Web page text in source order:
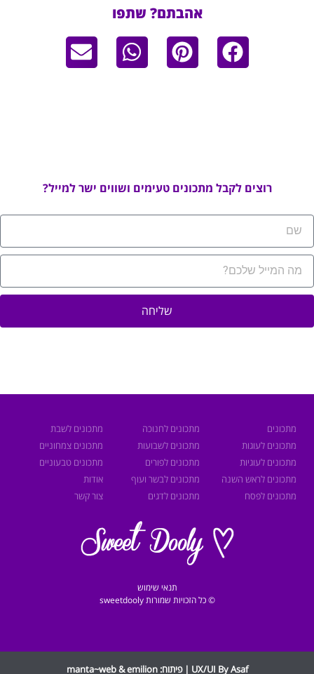
אהבתם? שתפו
רוצים לקבל מתכונים טעימים ושווים ישר למייל?
שליחה
מתכונים
מתכונים לעוגות
מתכונים לעוגיות
מתכונים לראש השנה
מתכונים לפסח
מתכונים לחנוכה
מתכונים לשבועות
מתכונים לפורים
מתכונים לבשר ועוף
מתכונים לדגים
מתכונים לשבת
מתכונים צמחוניים
מתכונים טבעוניים
אודות
צור קשר
תנאי שימוש
© כל הזכויות שמורות sweetdooly
UX/UI By Asaf | פיתוח: manta~web&emilion